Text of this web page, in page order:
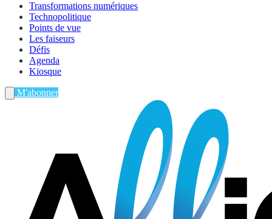
Transformations numériques
Technopolitique
Points de vue
Les faiseurs
Défis
Agenda
Kiosque
M'abonner